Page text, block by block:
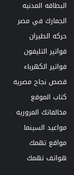
البطاقه المدنيه
الجمارك في مصر
حركه الطيران
فواتير التليفون
فواتير الكهرباء
قصص نجاح مصريه
كتاب الموقع
مخالفاتك المروريه
مواعيد السينما
مواقع تهمك
هواتف تهمك